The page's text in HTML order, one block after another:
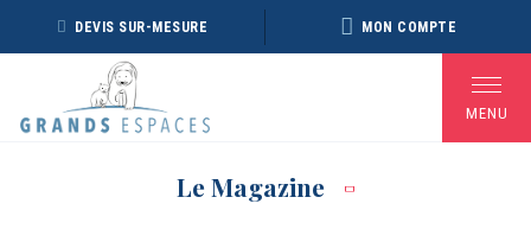
Panneau de gestion des cookies
DEVIS SUR-MESURE MON COMPTE
MENU
Le Magazine